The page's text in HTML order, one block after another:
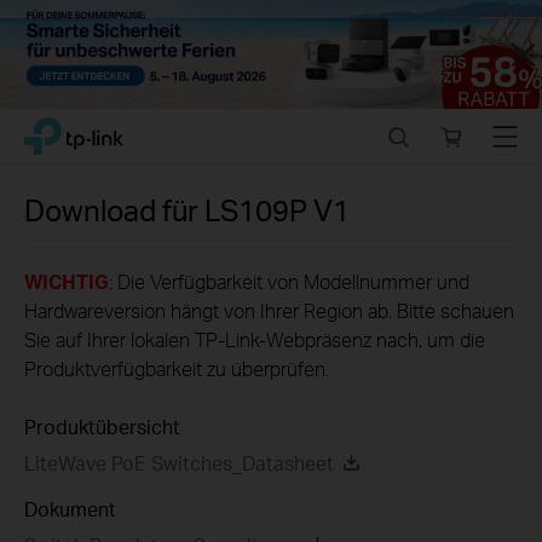
Close
Click
navigation
TP-Link, Reliably Smart
store
Menu
Download für LS109P V1
WICHTIG: Die Verfügbarkeit von Modellnummer und
Hardwareversion hängt von Ihrer Region ab. Bitte schauen
Sie auf Ihrer lokalen TP-Link-Webpräsenz nach, um die
Produktverfügbarkeit zu überprüfen.
Produktübersicht
LiteWave PoE Switches_Datasheet
Dokument